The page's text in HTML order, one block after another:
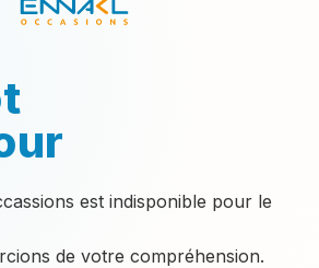
est indisponible pour le
de votre compréhension.